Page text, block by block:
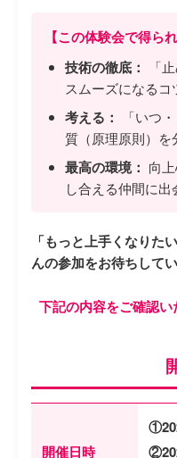
【この体験会で得ら
技術の徹底：
「
スムーズになるコ
考える：
「いつ
質（原理原則）を
最高の環境： 向
し合える仲間に出
「もっと上手くなりた
んの参加をお待ちして
下記の内容をご確認い
開催日時